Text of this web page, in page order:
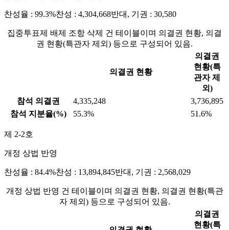
찬성율 : 99.3%찬성 : 4,304,668반대, 기권 : 30,580
집중투표제 배제 조항 삭제 건 테이블이며 의결권 현황, 의결
권 현황(특관자 제외) 등으로 구성되어 있음.
의결권 현황
의결권
현황(특
관자 제
외)
참석 의결권
4,335,248
3,736,895
참석 지분율(%)
55.3% 51.6%
제 2-2호
개정 상법 반영
찬성율 : 84.4%찬성 : 13,894,845반대, 기권 : 2,568,029
개정 상법 반영 건 테이블이며 의결권 현황, 의결권 현황(특관
자 제외) 등으로 구성되어 있음.
의결권
현황(특